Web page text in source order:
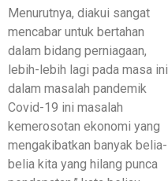
Menurutnya, diakui sangat
mencabar untuk bertahan
dalam bidang perniagaan,
lebih-lebih lagi pada masa ini
dalam masalah pandemik
Covid-19 ini masalah
kemerosotan ekonomi yang
mengakibatkan banyak belia-
belia kita yang hilang punca